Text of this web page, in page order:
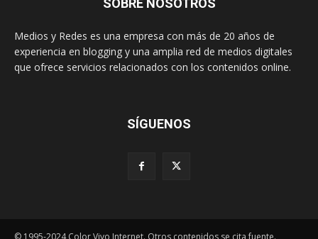
SOBRE NOSOTROS
Medios y Redes es una empresa con más de 20 años de
experiencia en blogging y una amplia red de medios digitales
que ofrece servicios relacionados con los contenidos online.
SÍGUENOS
© 1995-2024 Color Vivo Internet. Otros contenidos se cita fuente.